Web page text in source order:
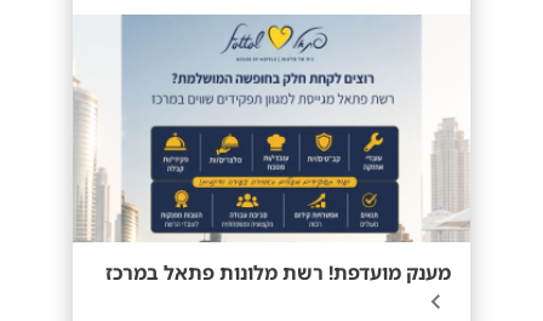
מענק מועדפת! רשת מלונות פתאל במרכז